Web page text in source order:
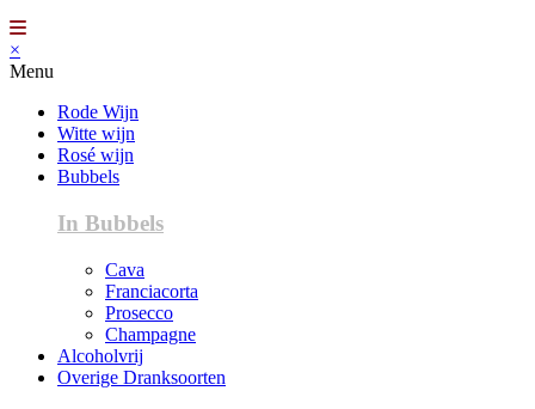
×
Menu
Rode Wijn
Witte wijn
Rosé wijn
Bubbels
In Bubbels
Cava
Franciacorta
Prosecco
Champagne
Alcoholvrij
Overige Dranksoorten